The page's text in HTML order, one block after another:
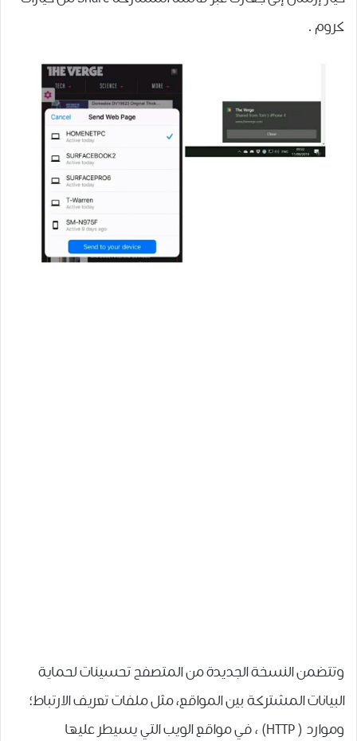
ﻛﺮﻭﻡ .
ﻭﺗﺘﻀﻤﻦ ﺍﻟﻨﺴﺨﺔ ﺍﻟﺠﺪﻳﺪﺓ ﻣﻦ ﺍﻟﻤﺘﺼﻔﺢ ﺗﺤﺴﻴﻨﺎﺕ ﻟﺤﻤﺎﻳﺔ
ﺍﻟﺒﻴﺎﻧﺎﺕ ﺍﻟﻤﺸﺘﺮﻛﺔ ﺑﻴﻦ ﺍﻟﻤﻮﺍﻗﻊ، ﻣﺜﻞ ﻣﻠﻔﺎﺕ ﺗﻌﺮﻳﻒ ﺍﻻﺭﺗﺒﺎﻁ؛
ﻭﻣﻮﺍﺭﺩ ‏( HTTP‏) ، ﻓﻲ ﻣﻮﺍﻗﻊ ﺍﻟﻮﻳﺐ ﺍﻟﺘﻲ ﻳﺴﻴﻄﺮ ﻋﻠﻴﻬﺎ